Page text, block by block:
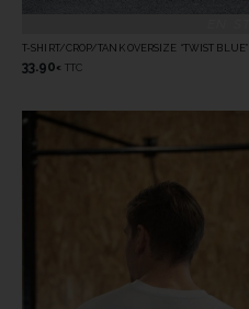
T-SHIRT/CROP/TANK OVERSIZE “TWIST BLUE”
33.90 € TTC